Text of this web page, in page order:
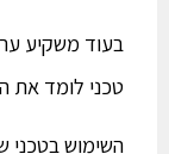
בעוד משקיע
טכני לומד את
השימוש בטכני